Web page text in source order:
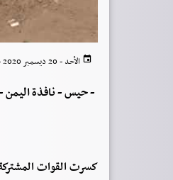
الأحد - 20 ديسمبر 2020 - 06:54 م بتوقيت عدن
-حيس - نافذة
كسرت القوات